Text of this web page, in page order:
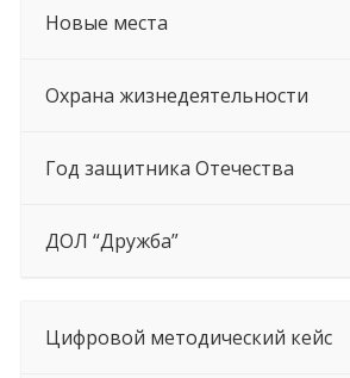
Новые места
Охрана жизнедеятельности
Год защитника Отечества
ДОЛ “Дружба”
Цифровой методический кейс